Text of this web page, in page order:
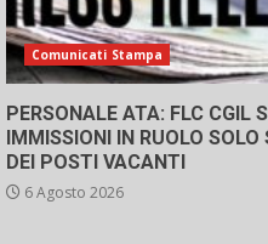
Comunicati Stampa
PERSONALE ATA: FLC CGIL
IMMISSIONI IN RUOLO SOLO
DEI POSTI VACANTI
6 Agosto 2026